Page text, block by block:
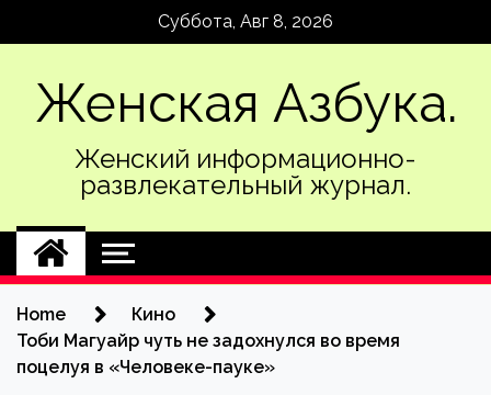
Суббота, Авг 8, 2026
Женская Азбука.
Женский информационно-
развлекательный журнал.
Home
Кино
Тоби Магуайр чуть не задохнулся во время
поцелуя в «Человеке-пауке»